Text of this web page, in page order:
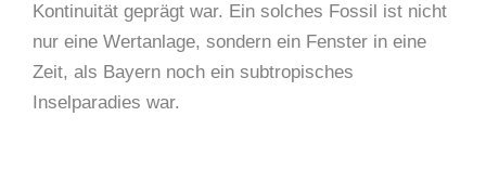
Kontinuität geprägt war. Ein solches Fossil ist nicht
nur eine Wertanlage, sondern ein Fenster in eine
Zeit, als Bayern noch ein subtropisches
Inselparadies war.